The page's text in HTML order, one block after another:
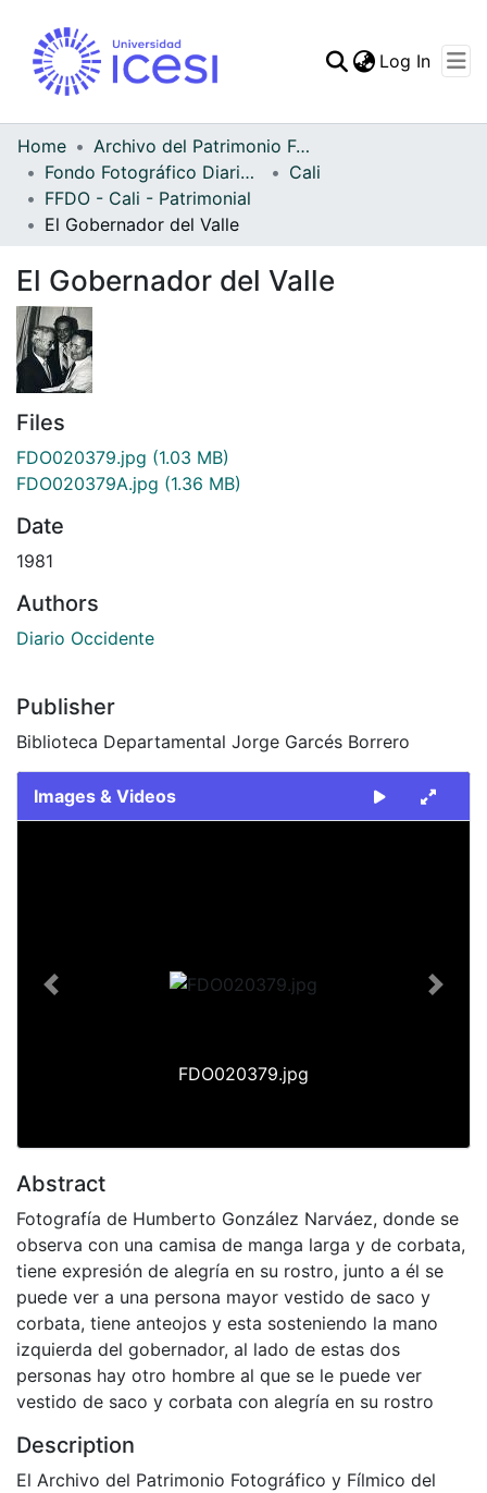
Statistics
Log In
Home
Archivo del Patrimonio Fotográfico y Fílmico del Valle del Cauca
Fondo Fotográfico Diario Occidente
Cali
FFDO - Cali - Patrimonial
El Gobernador del Valle
El Gobernador del Valle
Files
FDO020379.jpg (1.03 MB)
FDO020379A.jpg (1.36 MB)
Date
1981
Authors
Diario Occidente
Publisher
Biblioteca Departamental Jorge Garcés Borrero
Images & Videos
FDO020379.jpg
Previous Next
Abstract
Fotografía de Humberto González Narváez, donde se
observa con una camisa de manga larga y de corbata,
tiene expresión de alegría en su rostro, junto a él se
puede ver a una persona mayor vestido de saco y
corbata, tiene anteojos y esta sosteniendo la mano
izquierda del gobernador, al lado de estas dos
personas hay otro hombre al que se le puede ver
vestido de saco y corbata con alegría en su rostro
Description
El Archivo del Patrimonio Fotográfico y Fílmico del